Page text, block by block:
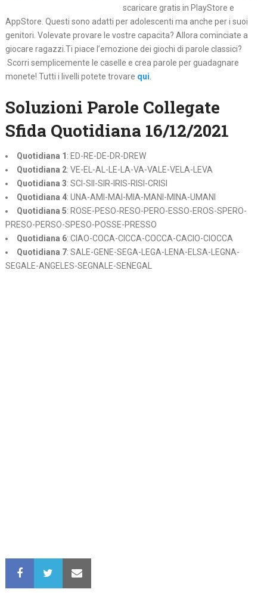
scaricare gratis in PlayStore e
AppStore. Questi sono adatti per adolescenti ma anche per i suoi
genitori. Volevate provare le vostre capacita? Allora cominciate a
giocare ragazzi.Ti piace l’emozione dei giochi di parole classici?
Scorri semplicemente le caselle e crea parole per guadagnare
monete! Tutti i livelli potete trovare qui.
Soluzioni Parole Collegate
Sfida Quotidiana 16/12/2021
Quotidiana 1 : ED-RE-DE-DR-DREW
Quotidiana 2: VE-EL-AL-LE-LA-VA-VALE-VELA-LEVA
Quotidiana 3: SCI-SII-SIR-IRIS-RISI-CRISI
Quotidiana 4: UNA-AMI-MAI-MIA-MANI-MINA-UMANI
Quotidiana 5: ROSE-PESO-RESO-PERO-ESSO-EROS-SPERO-
PRESO-PERSO-SPESO-POSSE-PRESSO
Quotidiana 6: CIAO-COCA-CICCA-COCCA-CACIO-CIOCCA
Quotidiana 7: SALE-GENE-SEGA-LEGA-LENA-ELSA-LEGNA-
SEGALE-ANGELES-SEGNALE-SENEGAL